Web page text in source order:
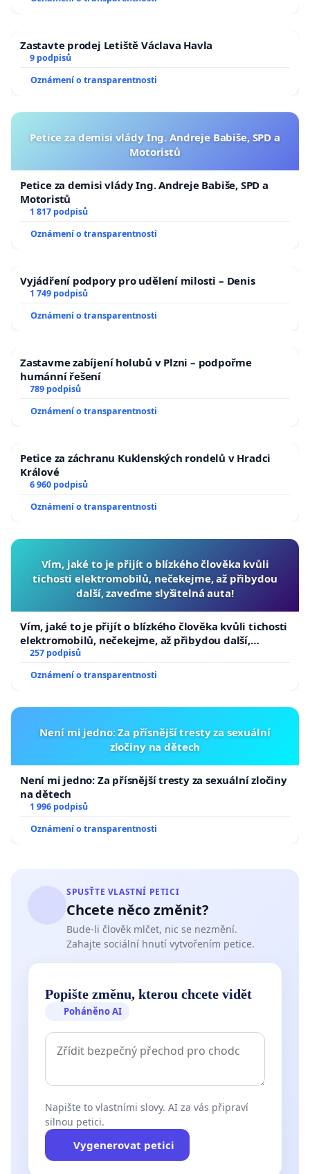
Zastavte prodej Letiště Václava Havla
9 podpisů
Oznámení o transparentnosti
Petice za demisi vlády Ing. Andreje Babiše, SPD a
Motoristů
Petice za demisi vlády Ing. Andreje Babiše, SPD a
Motoristů
1 817 podpisů
Oznámení o transparentnosti
Vyjádření podpory pro udělení milosti – Denis
1 749 podpisů
Oznámení o transparentnosti
Zastavme zabíjení holubů v Plzni – podpořme
humánní řešení
789 podpisů
Oznámení o transparentnosti
Petice za záchranu Kuklenských rondelů v Hradci
Králové
6 960 podpisů
Oznámení o transparentnosti
Vím, jaké to je přijít o blízkého člověka kvůli
tichosti elektromobilů, nečekejme, až přibydou
další, zaveďme slyšitelná auta!
Vím, jaké to je přijít o blízkého člověka kvůli tichosti
elektromobilů, nečekejme, až přibydou další,
zaveďme slyšitelná auta!
257 podpisů
Oznámení o transparentnosti
Není mi jedno: Za přísnější tresty za sexuální
zločiny na dětech
Není mi jedno: Za přísnější tresty za sexuální zločiny
na dětech
1 996 podpisů
Oznámení o transparentnosti
SPUSŤTE VLASTNÍ PETICI
Chcete něco změnit?
Bude-li člověk mlčet, nic se nezmění.
Zahajte sociální hnutí vytvořením petice.
Popište změnu, kterou chcete vidět
Poháněno AI
Napište to vlastními slovy. AI za vás připraví
silnou petici.
Vygenerovat petici